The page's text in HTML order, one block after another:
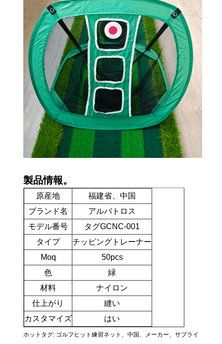
製品情報。
原産地
福建省、中国
ブランド名
アルバトロス
モデル番号
タグGCNC-001
タイプ
チッピングトレーナー
Moq
50pcs
色
緑
材料
ナイロン
仕上がり
縫い
カスタマイズ
はい
ホットタグ: ゴルフヒット練習ネット、中国、メーカー、サプライ